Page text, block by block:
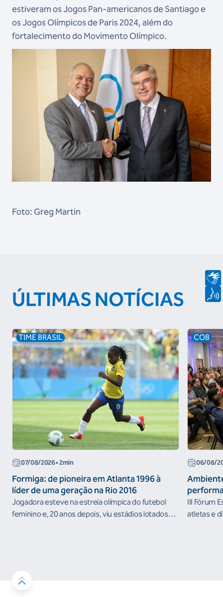
estiveram os Jogos Pan-americanos de Santiago e
os Jogos Olímpicos de Paris 2024, além do
fortalecimento do Movimento Olímpico.
Foto: Greg Martin
ÚLTIMAS NOTÍCIAS
TIME BRASIL
07/08/2026• 2min
Formiga: de pioneira em Atlanta 1996 à
líder de uma geração na Rio 2016
Jogadora esteve na estreia olímpica do futebol
feminino e, 20 anos depois, viu estádios lotados
COB
06/08/
III Fórum
atletas e